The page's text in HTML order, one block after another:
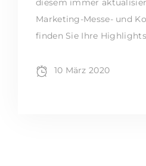
diesem immer
Marketing-Messe- und
finden Sie Ihre
10 März 2020